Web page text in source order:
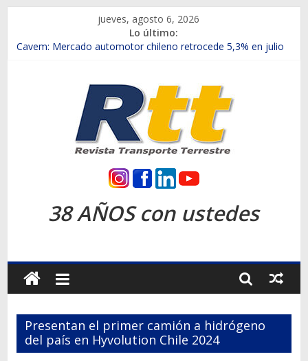
contenido
jueves, agosto 6, 2026
Lo último:
Chile es el primer mercado internacional en lanzar la nueva
Salfa suma vehículos electrificados de Chevrolet en el Biobío
Samex amplía su red con nuevas sucursales en Rancagua y
SINOTRUK Pick-ups presentó la recién estrenada Bolden en
la Expo Compras Públicas 2026
Revista
Transporte
Terrestre
Autos,
camiones,
motos,
38 AÑOS con ustedes
Presentan el primer camión a hidrógeno
del país en Hyvolution Chile 2024